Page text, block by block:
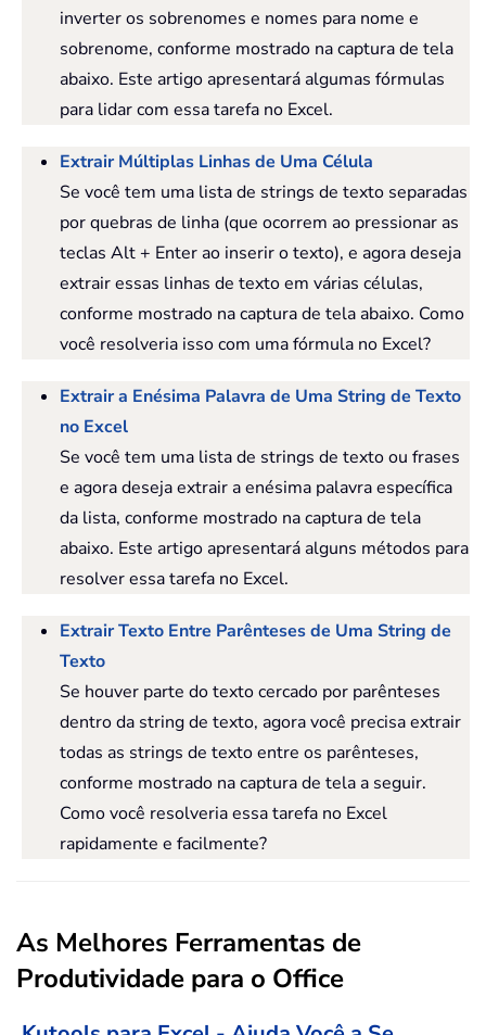
inverter os sobrenomes e nomes para nome e
sobrenome, conforme mostrado na captura de tela
abaixo. Este artigo apresentará algumas fórmulas
para lidar com essa tarefa no Excel.
Extrair Múltiplas Linhas de Uma Célula
Se você tem uma lista de strings de texto separadas
por quebras de linha (que ocorrem ao pressionar as
teclas Alt + Enter ao inserir o texto), e agora deseja
extrair essas linhas de texto em várias células,
conforme mostrado na captura de tela abaixo. Como
você resolveria isso com uma fórmula no Excel?
Extrair a Enésima Palavra de Uma String de Texto
no Excel
Se você tem uma lista de strings de texto ou frases
e agora deseja extrair a enésima palavra específica
da lista, conforme mostrado na captura de tela
abaixo. Este artigo apresentará alguns métodos para
resolver essa tarefa no Excel.
Extrair Texto Entre Parênteses de Uma String de
Texto
Se houver parte do texto cercado por parênteses
dentro da string de texto, agora você precisa extrair
todas as strings de texto entre os parênteses,
conforme mostrado na captura de tela a seguir.
Como você resolveria essa tarefa no Excel
rapidamente e facilmente?
As Melhores Ferramentas de
Produtividade para o Office